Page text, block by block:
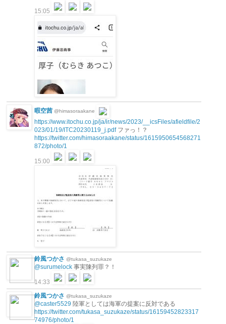
15:05
暇空茜 @himasoraakane
https://www.itochu.co.jp/ja/ir/news/2023/__icsFiles/afieldfile/2
023/01/19/ITC20230119_j.pdfファっ！？
https://twitter.com/himasoraakane/status/1615950654568271
872/photo/1
15:00
鈴風つかさ @tukasa_suzukaze
@surumelock 事実陳列罪？！
14:33
鈴風つかさ @tukasa_suzukaze
@caster5529 陸軍としては海軍の提案に反対である
https://twitter.com/tukasa_suzukaze/status/16159452823317
74976/photo/1